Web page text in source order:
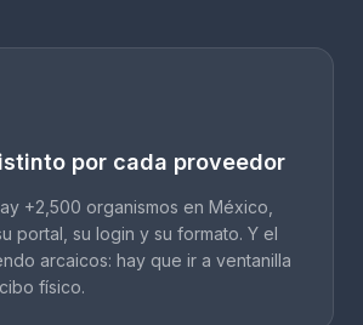
por cada proveedor
+2,500 organismos en México,
portal, su login y su formato. Y el
arcaicos: hay que ir a ventanilla
físico.